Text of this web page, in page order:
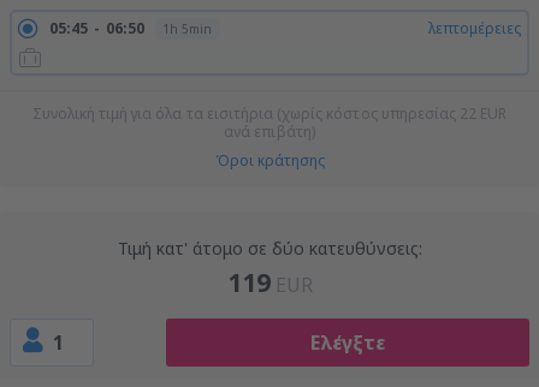
05:45 06:50 1h 5min λεπτομέρειες
Συνολική τιμή για όλα τα εισιτήρια (χωρίς κόστος υπηρεσίας 22 EUR
ανά επιβάτη)
Όροι κράτησης
Τιμή κατ' άτομο σε δύο κατευθύνσεις:
119 EUR
1 Ελέγξτε